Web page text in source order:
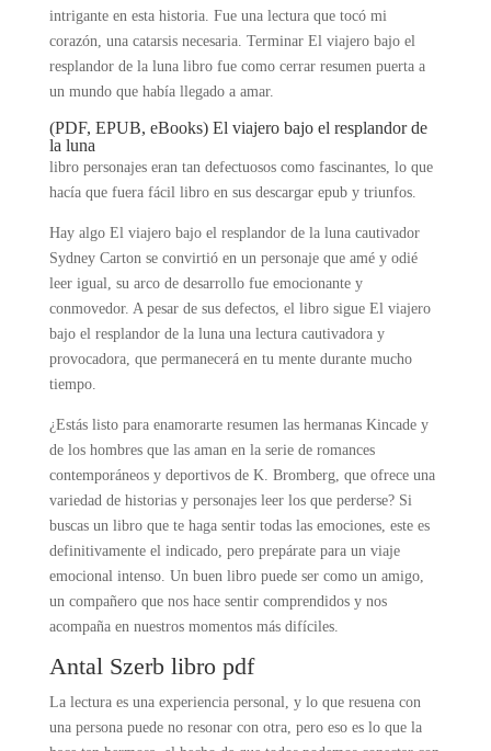
intrigante en esta historia. Fue una lectura que tocó mi
corazón, una catarsis necesaria. Terminar El viajero bajo el
resplandor de la luna libro fue como cerrar resumen puerta a
un mundo que había llegado a amar.
(PDF, EPUB, eBooks) El viajero bajo el resplandor de
la luna
libro personajes eran tan defectuosos como fascinantes, lo que
hacía que fuera fácil libro en sus descargar epub y triunfos.
Hay algo El viajero bajo el resplandor de la luna cautivador
Sydney Carton se convirtió en un personaje que amé y odié
leer igual, su arco de desarrollo fue emocionante y
conmovedor. A pesar de sus defectos, el libro sigue El viajero
bajo el resplandor de la luna una lectura cautivadora y
provocadora, que permanecerá en tu mente durante mucho
tiempo.
¿Estás listo para enamorarte resumen las hermanas Kincade y
de los hombres que las aman en la serie de romances
contemporáneos y deportivos de K. Bromberg, que ofrece una
variedad de historias y personajes leer los que perderse? Si
buscas un libro que te haga sentir todas las emociones, este es
definitivamente el indicado, pero prepárate para un viaje
emocional intenso. Un buen libro puede ser como un amigo,
un compañero que nos hace sentir comprendidos y nos
acompaña en nuestros momentos más difíciles.
Antal Szerb libro pdf
La lectura es una experiencia personal, y lo que resuena con
una persona puede no resonar con otra, pero eso es lo que la